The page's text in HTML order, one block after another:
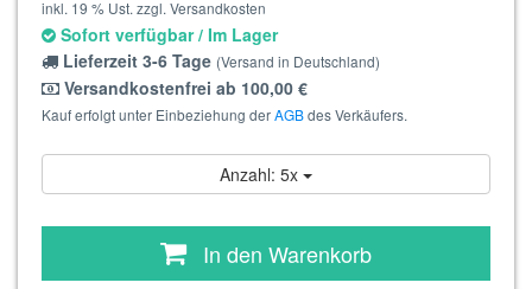
inkl. 19 % Ust. zzgl. Versandkosten
Sofort verfügbar / Im Lager
Lieferzeit 3-6 Tage (Versand in Deutschland)
Versandkostenfrei ab 100,00 €
Kauf erfolgt unter Einbeziehung derAGBdes Verkäufers.
Anzahl: 5x
In den Warenkorb